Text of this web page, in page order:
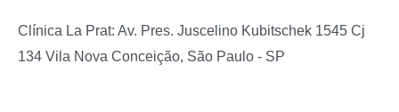
Clínica La Prat: Av. Pres. Juscelino Kubitschek 1545 Cj
134 Vila Nova Conceição, São Paulo - SP